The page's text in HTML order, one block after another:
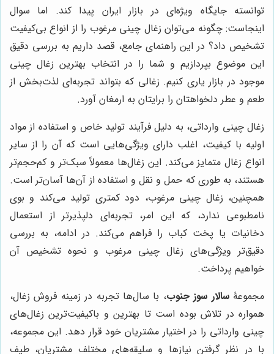
توانسته جایگاه ویژه‌ای در بازار ایران پیدا کند. اما سوال
اینجاست: چگونه می‌توان زغال چینی مرغوب را از انواع بی‌کیفیت
تشخیص داد؟ در این راهنمای جامع، قصد داریم به بررسی دقیق
این موضوع بپردازیم و شما را در انتخاب بهترین زغال چینی
موجود در بازار یاری کنیم. زغالی که بتواند تجربه‌ای لذت‌بخش از
طعم و عطر دلخواهتان را برایتان به ارمغان آورد.
زغال چینی وارداتی، به دلیل فرآیند تولید خاص و استفاده از مواد
اولیه با کیفیت، اغلب دارای ویژگی‌هایی است که آن را از سایر
انواع زغال متمایز می‌کند. این زغال‌ها معمولاً سبک‌تر و کم‌حجم‌تر
هستند، به طوری که حمل و نقل و استفاده از آن‌ها آسان‌تر است.
همچنین، زغال چینی مرغوب، دود کمتری تولید می‌کند و بوی
نامطبوعی ندارد، که این امر، تجربه‌ای دلپذیرتر از استعمال
دخانیات یا پخت کباب را فراهم می‌کند. در ادامه، به بررسی
دقیق‌تر ویژگی‌های زغال چینی مرغوب و نحوه تشخیص آن
خواهیم پرداخت.
مجموعۀسالار سوز جنوب، با سال‌ها تجربه در زمینه فروش زغال،
همواره در تلاش بوده است تا بهترین و باکیفیت‌ترین زغال‌های
چینی وارداتی را در اختیار مشتریان خود قرار دهد. این مجموعه،
با در نظر گرفتن نیازها و سلیقه‌های مختلف مشتریان، طیف